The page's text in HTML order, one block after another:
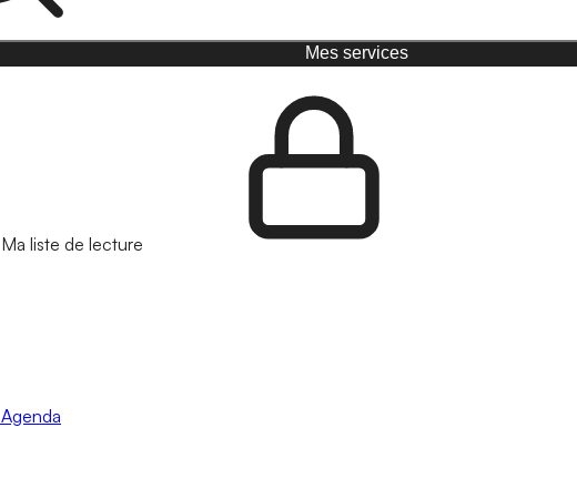
Mes services
Ma liste de lecture
Agenda